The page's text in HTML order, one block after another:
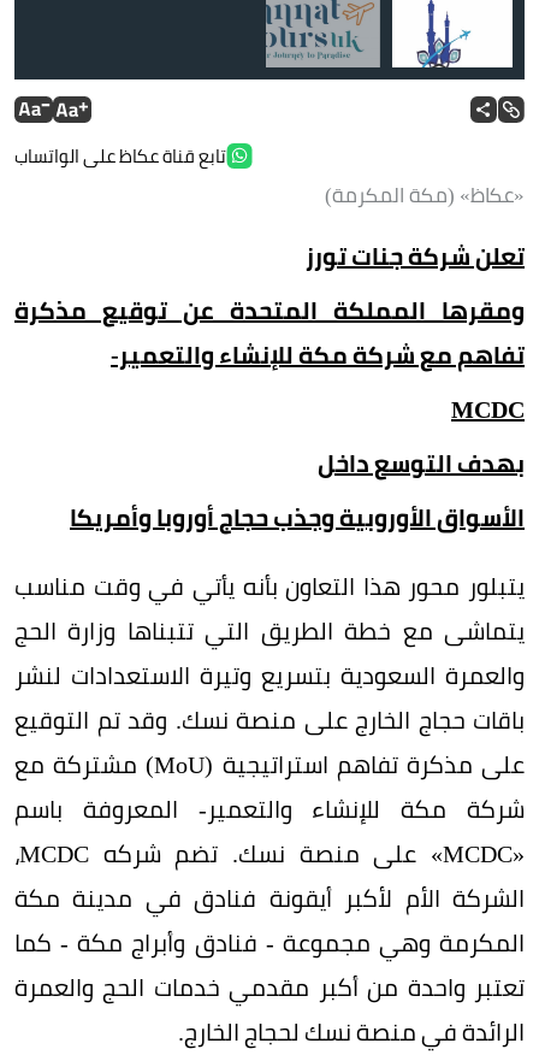
تابع قناة عكاظ على الواتساب
«عكاظ» (مكة المكرمة)
تعلن شركة جنات تورز
ومقرها المملكة المتحدة عن توقيع مذكرة
تفاهم مع شركة مكة للإنشاء والتعمير-
MCDC
بهدف التوسع داخل
الأسواق الأوروبية وجذب حجاج أوروبا وأمريكا
يتبلور محور هذا التعاون بأنه يأتي في وقت مناسب
يتماشى مع خطة الطريق التي تتبناها وزارة الحج
والعمرة السعودية بتسريع وتيرة الاستعدادات لنشر
باقات حجاج الخارج على منصة نسك. وقد تم التوقيع
على مذكرة تفاهم استراتيجية (MoU) مشتركة مع
شركة مكة للإنشاء والتعمير- المعروفة باسم
«
MCDC» على منصة نسك. تضم شركه MCDC،
الشركة الأم لأكبر أيقونة فنادق في مدينة مكة
المكرمة وهي مجموعة - فنادق وأبراج مكة - كما
تعتبر واحدة من أكبر مقدمي خدمات الحج والعمرة
الرائدة في منصة نسك لحجاج الخارج.